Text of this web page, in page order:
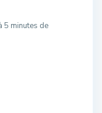
5 minutes de